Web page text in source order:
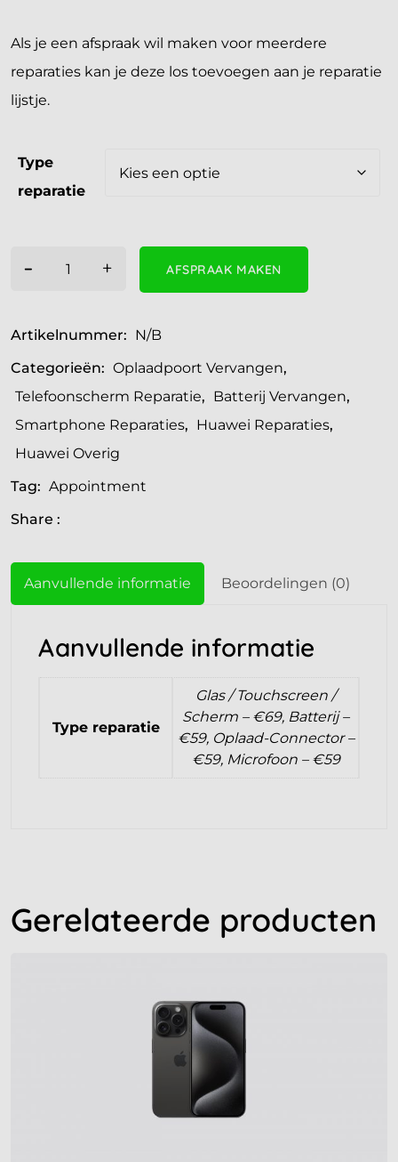
Als je een afspraak wil maken voor meerdere
reparaties kan je deze los toevoegen aan je reparatie
lijstje.
Type
reparatie
- + AFSPRAAK MAKEN
Artikelnummer: N/B
Categorieën: Oplaadpoort Vervangen,
Telefoonscherm Reparatie, Batterij Vervangen,
Smartphone Reparaties, Huawei Reparaties,
Huawei Overig
Tag: Appointment
Share :
Aanvullende informatie Beoordelingen (0)
Aanvullende informatie
Type reparatie
Glas / Touchscreen /
Scherm – €69, Batterij –
€59, Oplaad-Connector –
€59, Microfoon – €59
Gerelateerde producten